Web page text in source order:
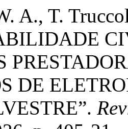
A., T.
DE